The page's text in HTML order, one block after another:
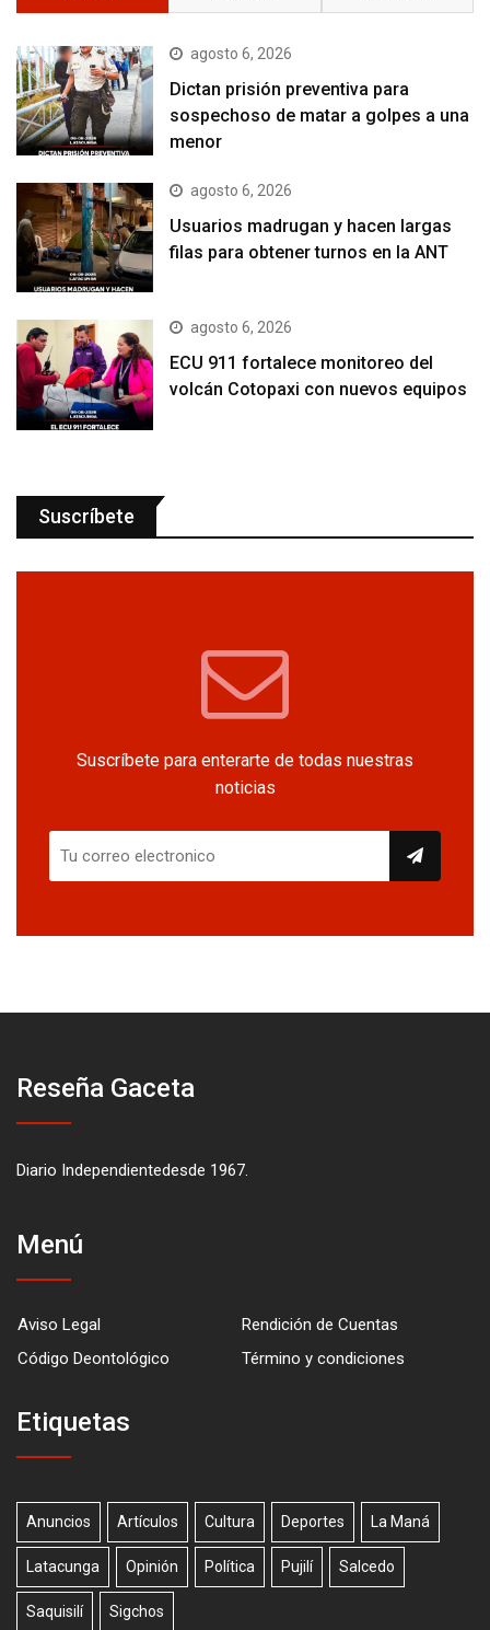
agosto 6, 2026
Dictan prisión preventiva para
sospechoso de matar a golpes a una
menor
agosto 6, 2026
Usuarios madrugan y hacen largas
filas para obtener turnos en la ANT
agosto 6, 2026
ECU 911 fortalece monitoreo del
volcán Cotopaxi con nuevos equipos
Suscríbete
Suscríbete para enterarte de todas nuestras
noticias
Reseña Gaceta
Diario Independientedesde 1967.
Menú
Aviso Legal
Rendición de Cuentas
Código Deontológico
Término y condiciones
Etiquetas
Anuncios Artículos Cultura Deportes La Maná
Latacunga Opinión Política Pujilí Salcedo
Saquisilí Sigchos